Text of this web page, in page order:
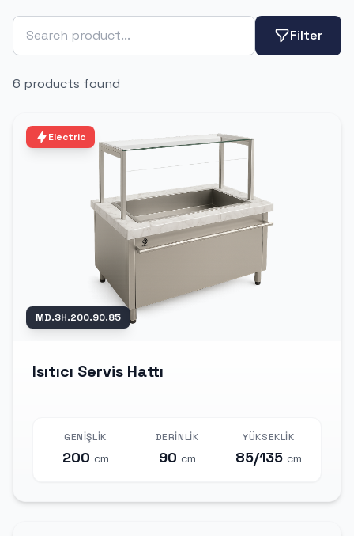
Filter
6 products found
MD.SH.200.90.85
Electric
Isıtıcı Servis Hattı
GENIŞLIK
200 cm
DERINLIK
90 cm
YÜKSEKLIK
85/135 cm